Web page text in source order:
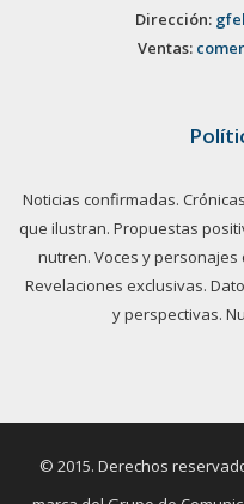
Dirección:
Ventas:
Noticias confirmadas.
que ilustran. Propuestas
nutren. Voces y
Revelaciones exclusivas.
y perspectivas.
© 2015. Derechos